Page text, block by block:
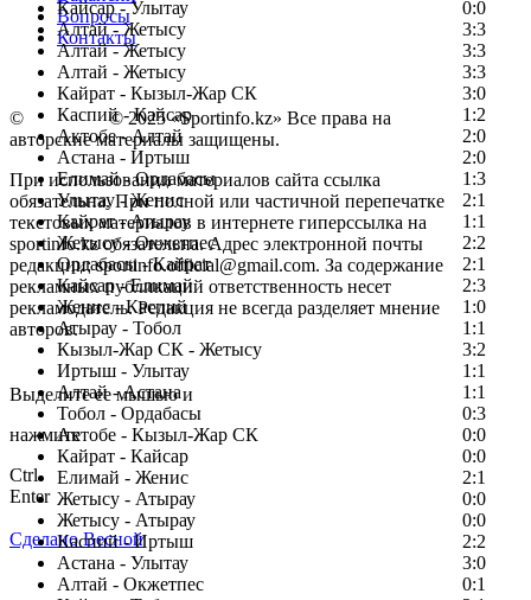
Кайсар - Улытау
0:0
Алтай - Жетысу
3:3
Алтай - Жетысу
3:3
Алтай - Жетысу
3:3
Кайрат - Кызыл-Жар СК
3:0
Каспий - Кайсар
1:2
Актобе - Алтай
2:0
Астана - Иртыш
2:0
Елимай - Ордабасы
1:3
Улытау - Женис
2:1
Кайрат - Атырау
1:1
Жетысу - Окжетпес
2:2
Ордабасы - Кайрат
2:1
Кайсар - Елимай
2:3
Женис - Каспий
1:0
Атырау - Тобол
1:1
Кызыл-Жар СК - Жетысу
3:2
Иртыш - Улытау
1:1
Алтай - Астана
1:1
Тобол - Ордабасы
0:3
Актобе - Кызыл-Жар СК
0:0
Кайрат - Кайсар
0:0
Елимай - Женис
2:1
Жетысу - Атырау
0:0
Жетысу - Атырау
0:0
Каспий - Иртыш
2:2
Астана - Улытау
3:0
Алтай - Окжетпес
0:1
Вопросы
Контакты
© Copyright© 2025 «Sportinfo.kz» Все права на
авторские материалы защищены.
При использовании материалов сайта ссылка
обязательна. При полной или частичной перепечатке
текстовых материалов в интернете гиперссылка на
sportinfo.kz обязательна. Адрес электронной почты
редакции: sportinfo.official@gmail.com. За содержание
рекламных публикаций ответственность несет
рекламодатель. Редакция не всегда разделяет мнение
авторов.
Заметили ошибку в тексте?
Выделите ее мышью и
нажмите
Ctrl
Enter
Сделано Весной